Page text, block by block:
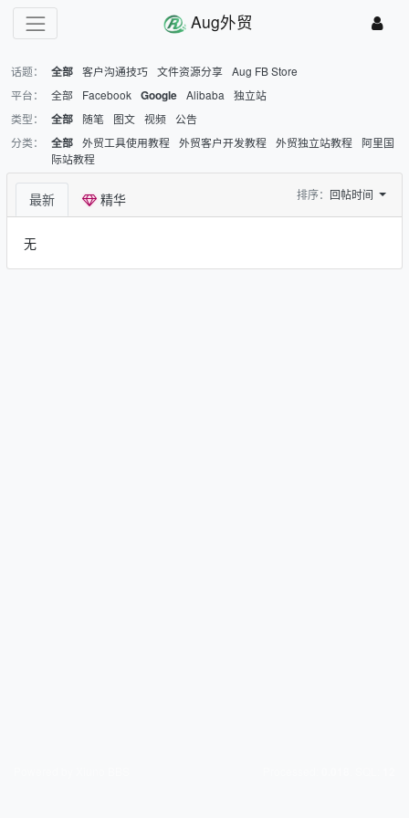
Aug外贸
话题： 全部 客户沟通技巧 文件资源分享 Aug FB Store
平台：
全部 Facebook Google Alibaba
独立站
类型：
全部 随笔 图文 视频
公告
分类：
全部 外贸工具使用教程 外贸客户开发教程 外贸独立站教程
阿里国
际站教程
最新 精华 排序： 回帖时间
无